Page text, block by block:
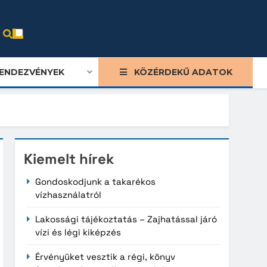
KÖZÉRDEKŰ ADATOK
Kiemelt hírek
Gondoskodjunk a takarékos
vízhasználatról
Lakossági tájékoztatás – Zajhatással járó
vízi és légi kiképzés
Érvényüket vesztik a régi, könyv